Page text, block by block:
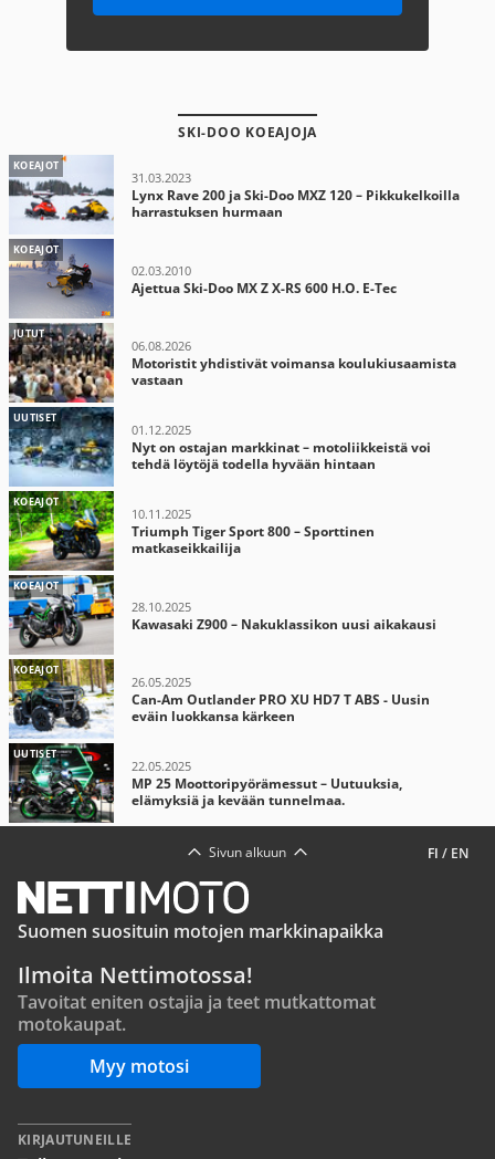
SKI-DOO KOEAJOJA
KOEAJOT
31.03.2023
Lynx Rave 200 ja Ski-Doo MXZ 120 – Pikkukelkoilla
harrastuksen hurmaan
KOEAJOT
02.03.2010
Ajettua Ski-Doo MX Z X-RS 600 H.O. E-Tec
JUTUT
06.08.2026
Motoristit yhdistivät voimansa koulukiusaamista
vastaan
UUTISET
01.12.2025
Nyt on ostajan markkinat – motoliikkeistä voi
tehdä löytöjä todella hyvään hintaan
KOEAJOT
10.11.2025
Triumph Tiger Sport 800 – Sporttinen
matkaseikkailija
KOEAJOT
28.10.2025
Kawasaki Z900 – Nakuklassikon uusi aikakausi
KOEAJOT
26.05.2025
Can-Am Outlander PRO XU HD7 T ABS - Uusin
eväin luokkansa kärkeen
UUTISET
22.05.2025
MP 25 Moottoripyörämessut – Uutuuksia,
elämyksiä ja kevään tunnelmaa.
FI / EN
Sivun alkuun
Suomen suosituin motojen markkinapaikka
Ilmoita Nettimotossa!
Tavoitat eniten ostajia ja teet mutkattomat
motokaupat.
Myy motosi
KIRJAUTUNEILLE